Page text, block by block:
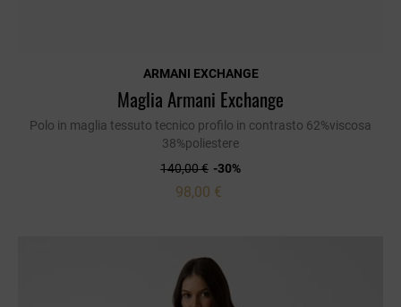
ARMANI EXCHANGE
Maglia Armani Exchange
Polo in maglia tessuto tecnico profilo in contrasto 62%viscosa
38%poliestere
140,00 € -30%
98,00 €